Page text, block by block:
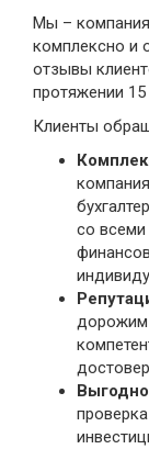
Мы –
комплексно и
отзывы
протяжении 15
Клиенты
со
дорожим